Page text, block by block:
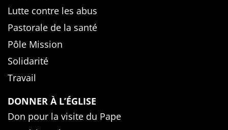
Lutte contre les abus
Pastorale de la santé
Pôle Mission
Solidarité
Travail
DONNER À L’ÉGLISE
Don pour la visite du Pape